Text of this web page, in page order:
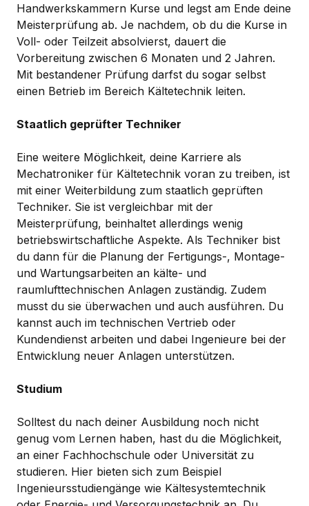
Handwerkskammern Kurse und legst am Ende deine
Meisterprüfung ab. Je nachdem, ob du die Kurse in
Voll- oder Teilzeit absolvierst, dauert die
Vorbereitung zwischen 6 Monaten und 2 Jahren.
Mit bestandener Prüfung darfst du sogar selbst
einen Betrieb im Bereich Kältetechnik leiten.
Staatlich geprüfter Techniker
Eine weitere Möglichkeit, deine Karriere als
Mechatroniker für Kältetechnik voran zu treiben, ist
mit einer Weiterbildung zum staatlich geprüften
Techniker. Sie ist vergleichbar mit der
Meisterprüfung, beinhaltet allerdings wenig
betriebswirtschaftliche Aspekte. Als Techniker bist
du dann für die Planung der Fertigungs-, Montage-
und Wartungsarbeiten an kälte- und
raumlufttechnischen Anlagen zuständig. Zudem
musst du sie überwachen und auch ausführen. Du
kannst auch im technischen Vertrieb oder
Kundendienst arbeiten und dabei Ingenieure bei der
Entwicklung neuer Anlagen unterstützen.
Studium
Solltest du nach deiner Ausbildung noch nicht
genug vom Lernen haben, hast du die Möglichkeit,
an einer Fachhochschule oder Universität zu
studieren. Hier bieten sich zum Beispiel
Ingenieursstudiengänge wie Kältesystemtechnik